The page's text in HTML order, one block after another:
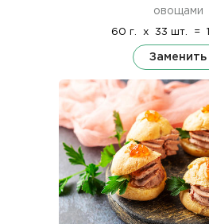
овощами
60 г. x 33 шт. =
Заменить